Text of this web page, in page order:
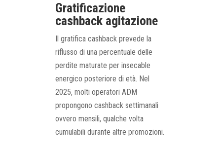
Gratificazione
cashback agitazione
Il gratifica cashback prevede la
riflusso di una percentuale delle
perdite maturate per insecable
energico posteriore di età. Nel
2025, molti operatori ADM
propongono cashback settimanali
ovvero mensili, qualche volta
cumulabili durante altre promozioni.